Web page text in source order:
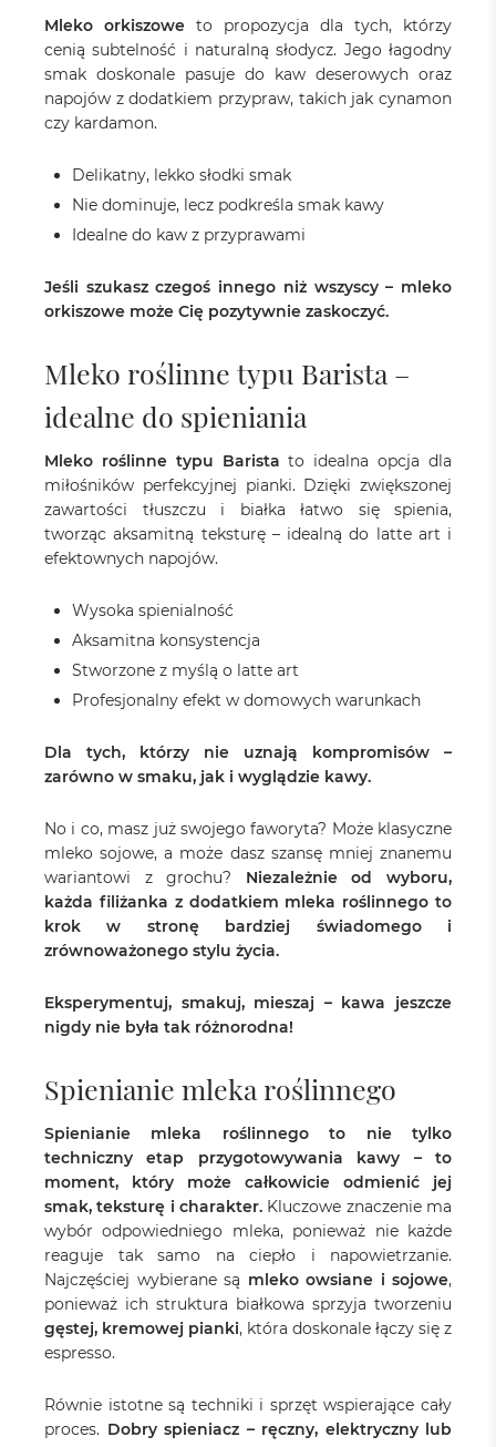
Mleko orkiszowe to propozycja dla tych, którzy
cenią subtelność i naturalną słodycz. Jego łagodny
smak doskonale pasuje do kaw deserowych oraz
napojów z dodatkiem przypraw, takich jak cynamon
czy kardamon.
Delikatny, lekko słodki smak
Nie dominuje, lecz podkreśla smak kawy
Idealne do kaw z przyprawami
Jeśli szukasz czegoś innego niż wszyscy – mleko
orkiszowe może Cię pozytywnie zaskoczyć.
Mleko roślinne typu Barista –
idealne do spieniania
Mleko roślinne typu Barista to idealna opcja dla
miłośników perfekcyjnej pianki. Dzięki zwiększonej
zawartości tłuszczu i białka łatwo się spienia,
tworząc aksamitną teksturę – idealną do latte art i
efektownych napojów.
Wysoka spienialność
Aksamitna konsystencja
Stworzone z myślą o latte art
Profesjonalny efekt w domowych warunkach
Dla tych, którzy nie uznają kompromisów –
zarówno w smaku, jak i wyglądzie kawy.
No i co, masz już swojego faworyta? Może klasyczne
mleko sojowe, a może dasz szansę mniej znanemu
wariantowi z grochu? Niezależnie od wyboru,
każda filiżanka z dodatkiem mleka roślinnego to
krok w stronę bardziej świadomego i
zrównoważonego stylu życia.
Eksperymentuj, smakuj, mieszaj – kawa jeszcze
nigdy nie była tak różnorodna!
Spienianie mleka roślinnego
Spienianie mleka roślinnego to nie tylko
techniczny etap przygotowywania kawy – to
moment, który może całkowicie odmienić jej
smak, teksturę i charakter. Kluczowe znaczenie ma
wybór odpowiedniego mleka, ponieważ nie każde
reaguje tak samo na ciepło i napowietrzanie.
Najczęściej wybierane są mleko owsiane i sojowe,
ponieważ ich struktura białkowa sprzyja tworzeniu
gęstej, kremowej pianki, która doskonale łączy się z
espresso.
Równie istotne są techniki i sprzęt wspierające cały
proces. Dobry spieniacz – ręczny, elektryczny lub